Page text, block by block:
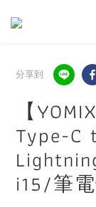
分享到
【
Type-C
i15/筆